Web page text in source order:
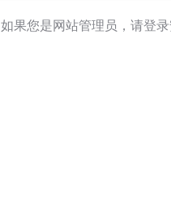
如果您是网站管理员，请登